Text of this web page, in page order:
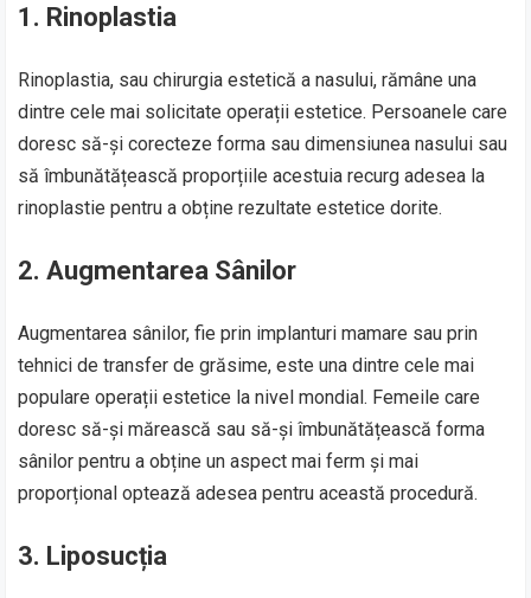
1. Rinoplastia
Rinoplastia, sau chirurgia estetică a nasului, rămâne una
dintre cele mai solicitate operații estetice. Persoanele care
doresc să-și corecteze forma sau dimensiunea nasului sau
să îmbunătățească proporțiile acestuia recurg adesea la
rinoplastie pentru a obține rezultate estetice dorite.
2. Augmentarea Sânilor
Augmentarea sânilor, fie prin implanturi mamare sau prin
tehnici de transfer de grăsime, este una dintre cele mai
populare operații estetice la nivel mondial. Femeile care
doresc să-și mărească sau să-și îmbunătățească forma
sânilor pentru a obține un aspect mai ferm și mai
proporțional optează adesea pentru această procedură.
3. Liposucția